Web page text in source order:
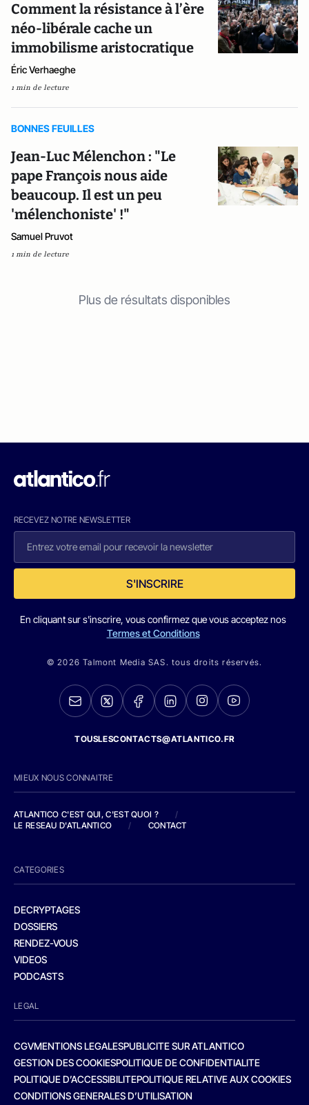
Comment la résistance à l’ère
néo-libérale cache un
immobilisme aristocratique
Éric Verhaeghe
1 min de lecture
BONNES FEUILLES
Jean-Luc Mélenchon : "Le
pape François nous aide
beaucoup. Il est un peu
'mélenchoniste' !"
Samuel Pruvot
1 min de lecture
Plus de résultats disponibles
RECEVEZ NOTRE NEWSLETTER
S'INSCRIRE
En cliquant sur s'inscrire, vous confirmez que vous acceptez nos
Termes et Conditions
© 2026 Talmont Media SAS. tous droits réservés.
TOUSLESCONTACTS@ATLANTICO.FR
MIEUX NOUS CONNAITRE
ATLANTICO C'EST QUI, C'EST QUOI ?
/
LE RESEAU D'ATLANTICO
/ CONTACT
CATEGORIES
DECRYPTAGES
DOSSIERS
RENDEZ-VOUS
VIDEOS
PODCASTS
LEGAL
CGVMENTIONS LEGALESPUBLICITE SUR ATLANTICO
GESTION DES COOKIESPOLITIQUE DE CONFIDENTIALITE
POLITIQUE D’ACCESSIBILITEPOLITIQUE RELATIVE AUX COOKIES
CONDITIONS GENERALES D’UTILISATION